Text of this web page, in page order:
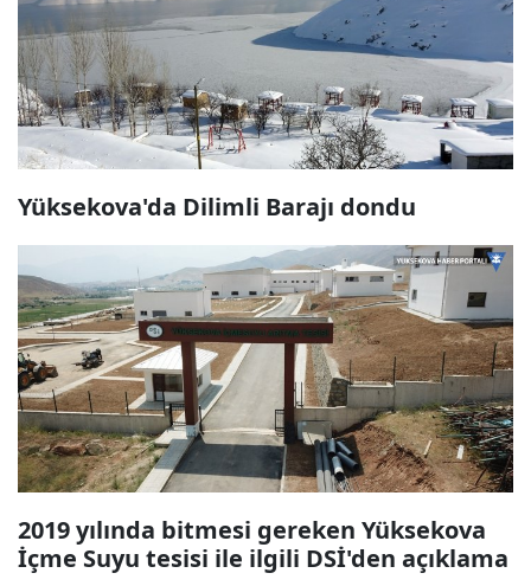
Yüksekova'da Dilimli Barajı dondu
2019 yılında bitmesi gereken Yüksekova
İçme Suyu tesisi ile ilgili DSİ'den açıklama